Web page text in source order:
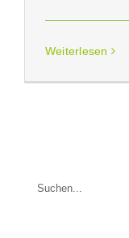
Weiterlesen